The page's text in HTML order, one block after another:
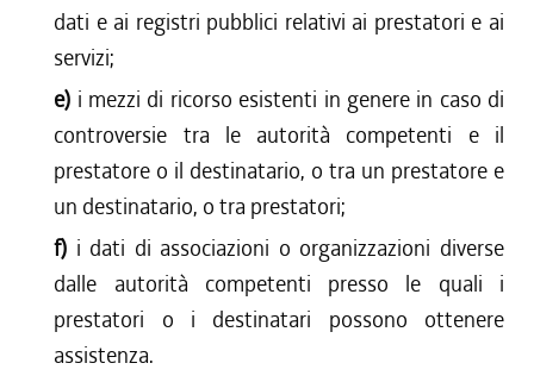
dati e ai registri pubblici relativi ai prestatori e ai
servizi;
e) i mezzi di ricorso esistenti in genere in caso di
controversie tra le autorità competenti e il
prestatore o il destinatario, o tra un prestatore e
un destinatario, o tra prestatori;
f) i dati di associazioni o organizzazioni diverse
dalle autorità competenti presso le quali i
prestatori o i destinatari possono ottenere
assistenza.